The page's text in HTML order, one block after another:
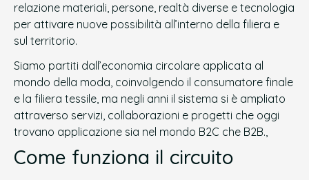
relazione materiali, persone, realtà diverse e tecnologia
per attivare nuove possibilità all’interno della filiera e
sul territorio.
Siamo partiti dall’economia circolare applicata al
mondo della moda, coinvolgendo il consumatore finale
e la filiera tessile, ma negli anni il sistema si è ampliato
attraverso servizi, collaborazioni e progetti che oggi
trovano applicazione sia nel mondo B2C che B2B.,
Come funziona il circuito